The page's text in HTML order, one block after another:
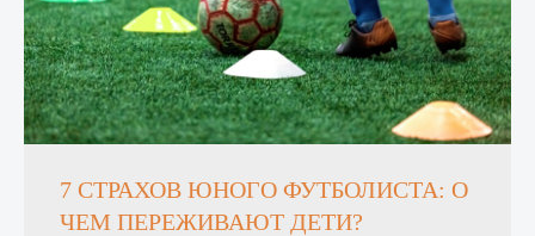
7 СТРАХОВ ЮНОГО ФУТБОЛИСТА: О
ЧЕМ ПЕРЕЖИВАЮТ ДЕТИ?